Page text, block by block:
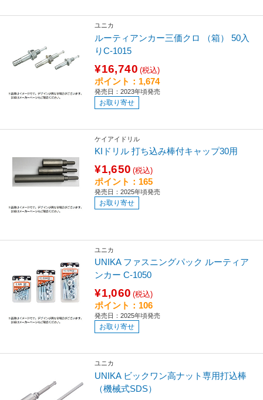
ユニカ
ルーティアンカー三価クロ （箱） 50入
りC-1015
¥16,740 (税込)
ポイント：1,674
発売日：2023年頃発売
お取り寄せ
ケイアイドリル
KIドリル 打ち込み棒付キャップ30用
¥1,650 (税込)
ポイント：165
発売日：2025年頃発売
お取り寄せ
ユニカ
UNIKA ファスニングパック ルーティア
ンカー C-1050
¥1,060 (税込)
ポイント：106
発売日：2025年頃発売
お取り寄せ
ユニカ
UNIKA ビックワン高ナット専用打込棒
（機械式SDS）